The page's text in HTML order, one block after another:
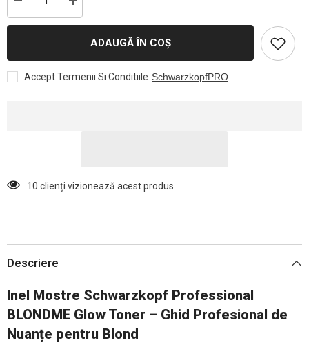
Reduceți
cantitatea
pentru
BLONDME
Creșteți
cantitatea
pentru
Mostre
BLONDME
ADAUGĂ ÎN COȘ
Accept Termenii Si Conditiile SchwarzkopfPRO
16 clienți vizionează acest produs
Descriere
Inel Mostre Schwarzkopf Professional
BLONDME Glow Toner – Ghid Profesional de
Nuanțe pentru Blond